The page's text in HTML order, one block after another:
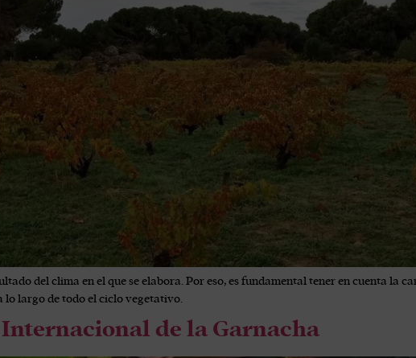
del clima en el que se elabora. Por eso, es fundamental tener en cuenta la
lo largo de todo el ciclo vegetativo.
de la Garnacha